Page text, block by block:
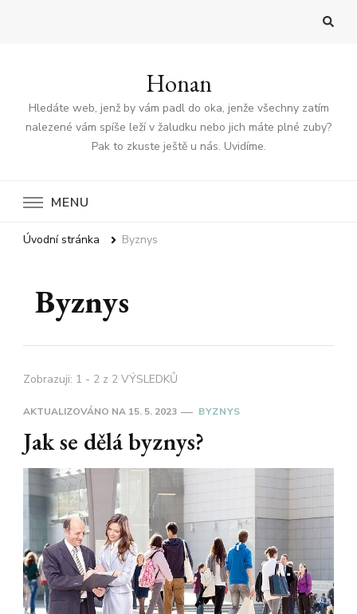
Honan
Hledáte web, jenž by vám padl do oka, jenže všechny zatím
nalezené vám spíše leží v žaludku nebo jich máte plné zuby?
Pak to zkuste ještě u nás. Uvidíme.
MENU
Úvodní stránka Byznys
Byznys
Zobrazuji: 1 - 2 z 2 VÝSLEDKŮ
AKTUALIZOVÁNO NA 15. 5. 2023 BYZNYS
Jak se dělá byznys?